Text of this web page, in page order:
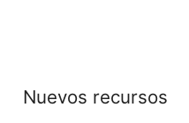
Nuevos recursos